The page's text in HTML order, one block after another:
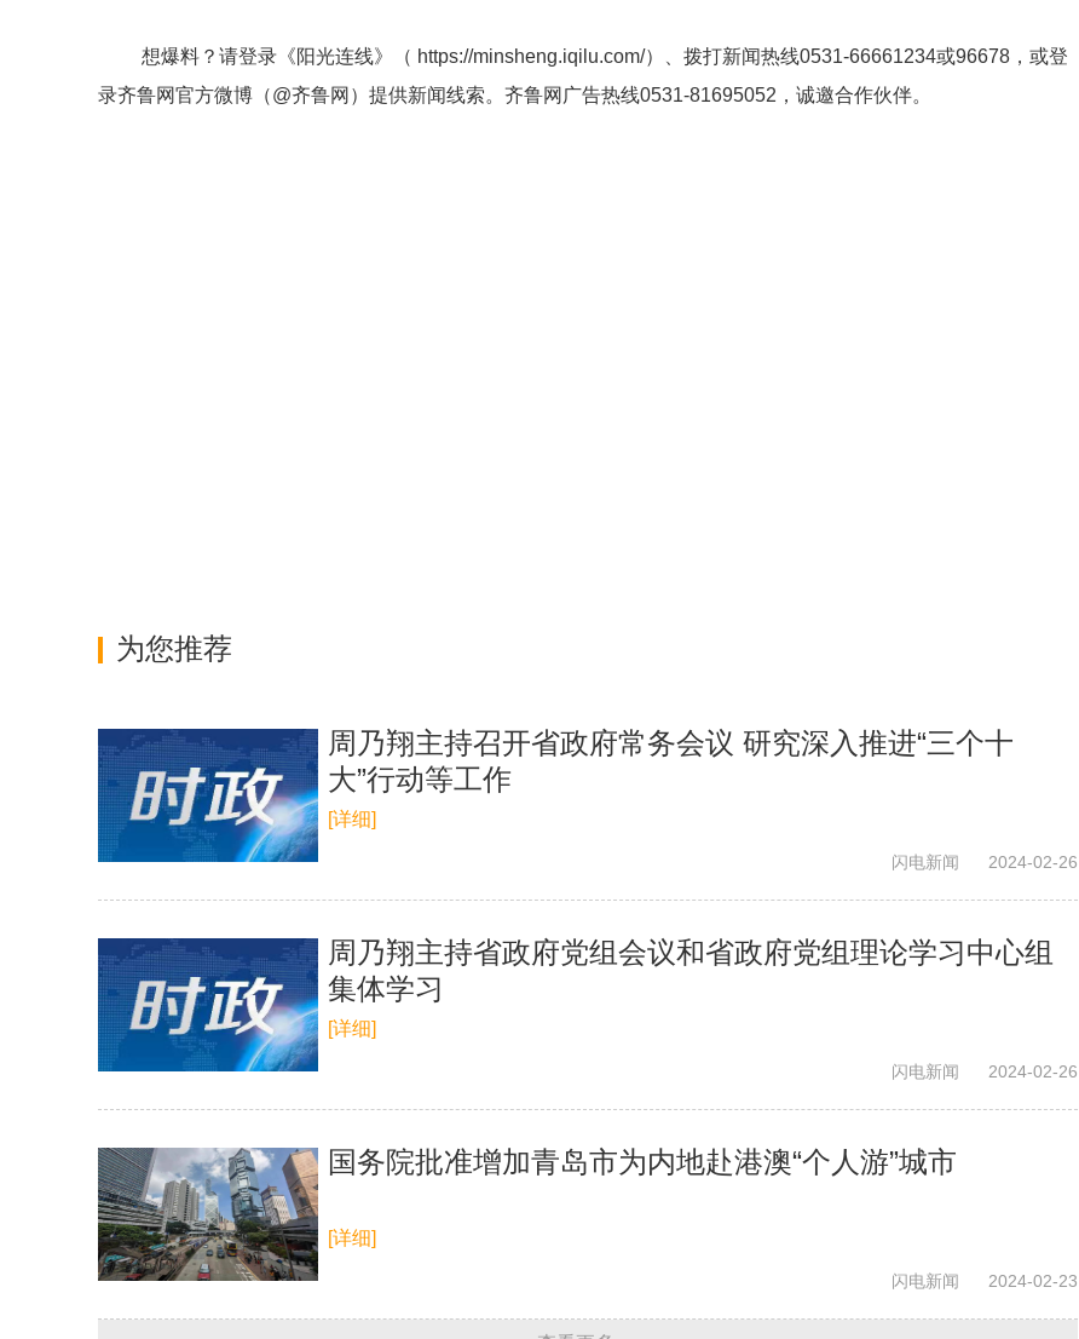
想爆料？请登录《阳光连线》（ https://minsheng.iqilu.com/）、拨打新闻热线0531-66661234或96678，或登
录齐鲁网官方微博（@齐鲁网 ）提供新闻线索。齐鲁网广告热线0531-81695052 ，诚邀合作伙伴。
为您推荐
周乃翔主持召开省政府常务会议 研究深入推进“三个十
大”行动等工作
[详细]
闪电新闻 2024-02-26
周乃翔主持省政府党组会议和省政府党组理论学习中心组
集体学习
[详细]
闪电新闻 2024-02-26
国务院批准增加青岛市为内地赴港澳“个人游”城市
[详细]
闪电新闻 2024-02-23